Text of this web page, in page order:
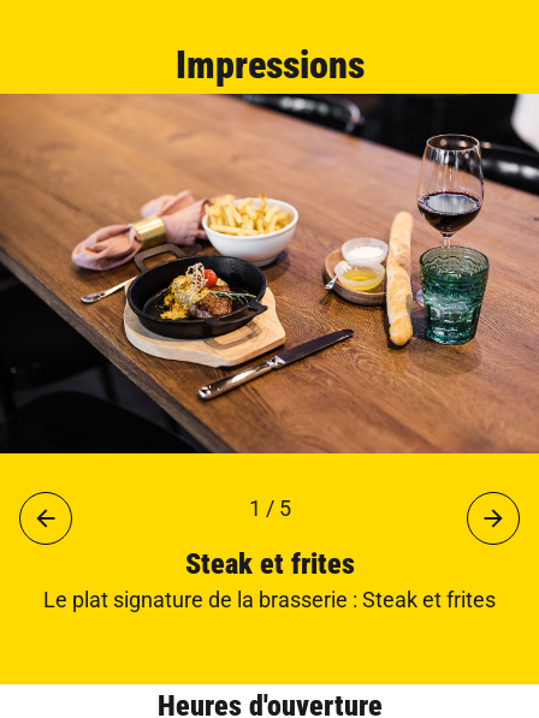
Impressions
1 / 5
Steak et frites
Le plat signature de la brasserie : Steak et frites
Heures d'ouverture